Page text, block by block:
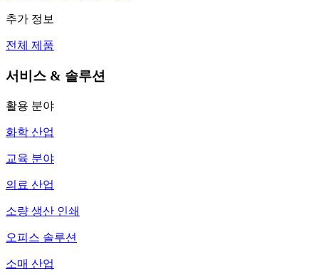
추가 정보
전체 제품
서비스 & 솔루션
활용 분야
화학 산업
교육 분야
의료 산업
소량 생산 인쇄
오피스 솔루션
소매 산업